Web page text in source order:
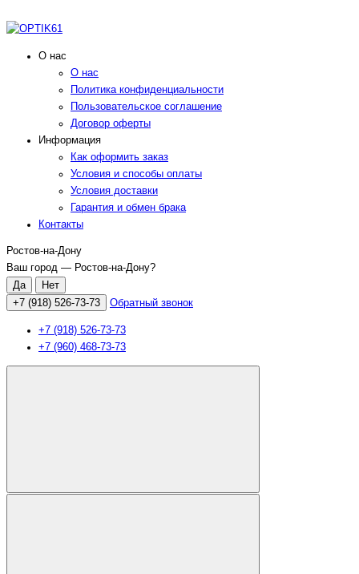
О нас
О нас
Политика конфиденциальности
Пользовательское соглашение
Договор оферты
Информация
Как оформить заказ
Условия и способы оплаты
Условия доставки
Гарантия и обмен брака
Контакты
Ростов-на-Дону
Ваш город — Ростов-на-Дону?
+7 (918) 526-73-73 Обратный звонок
+7 (918) 526-73-73
+7 (960) 468-73-73